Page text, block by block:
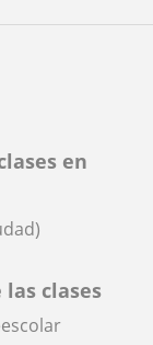
en
las clases